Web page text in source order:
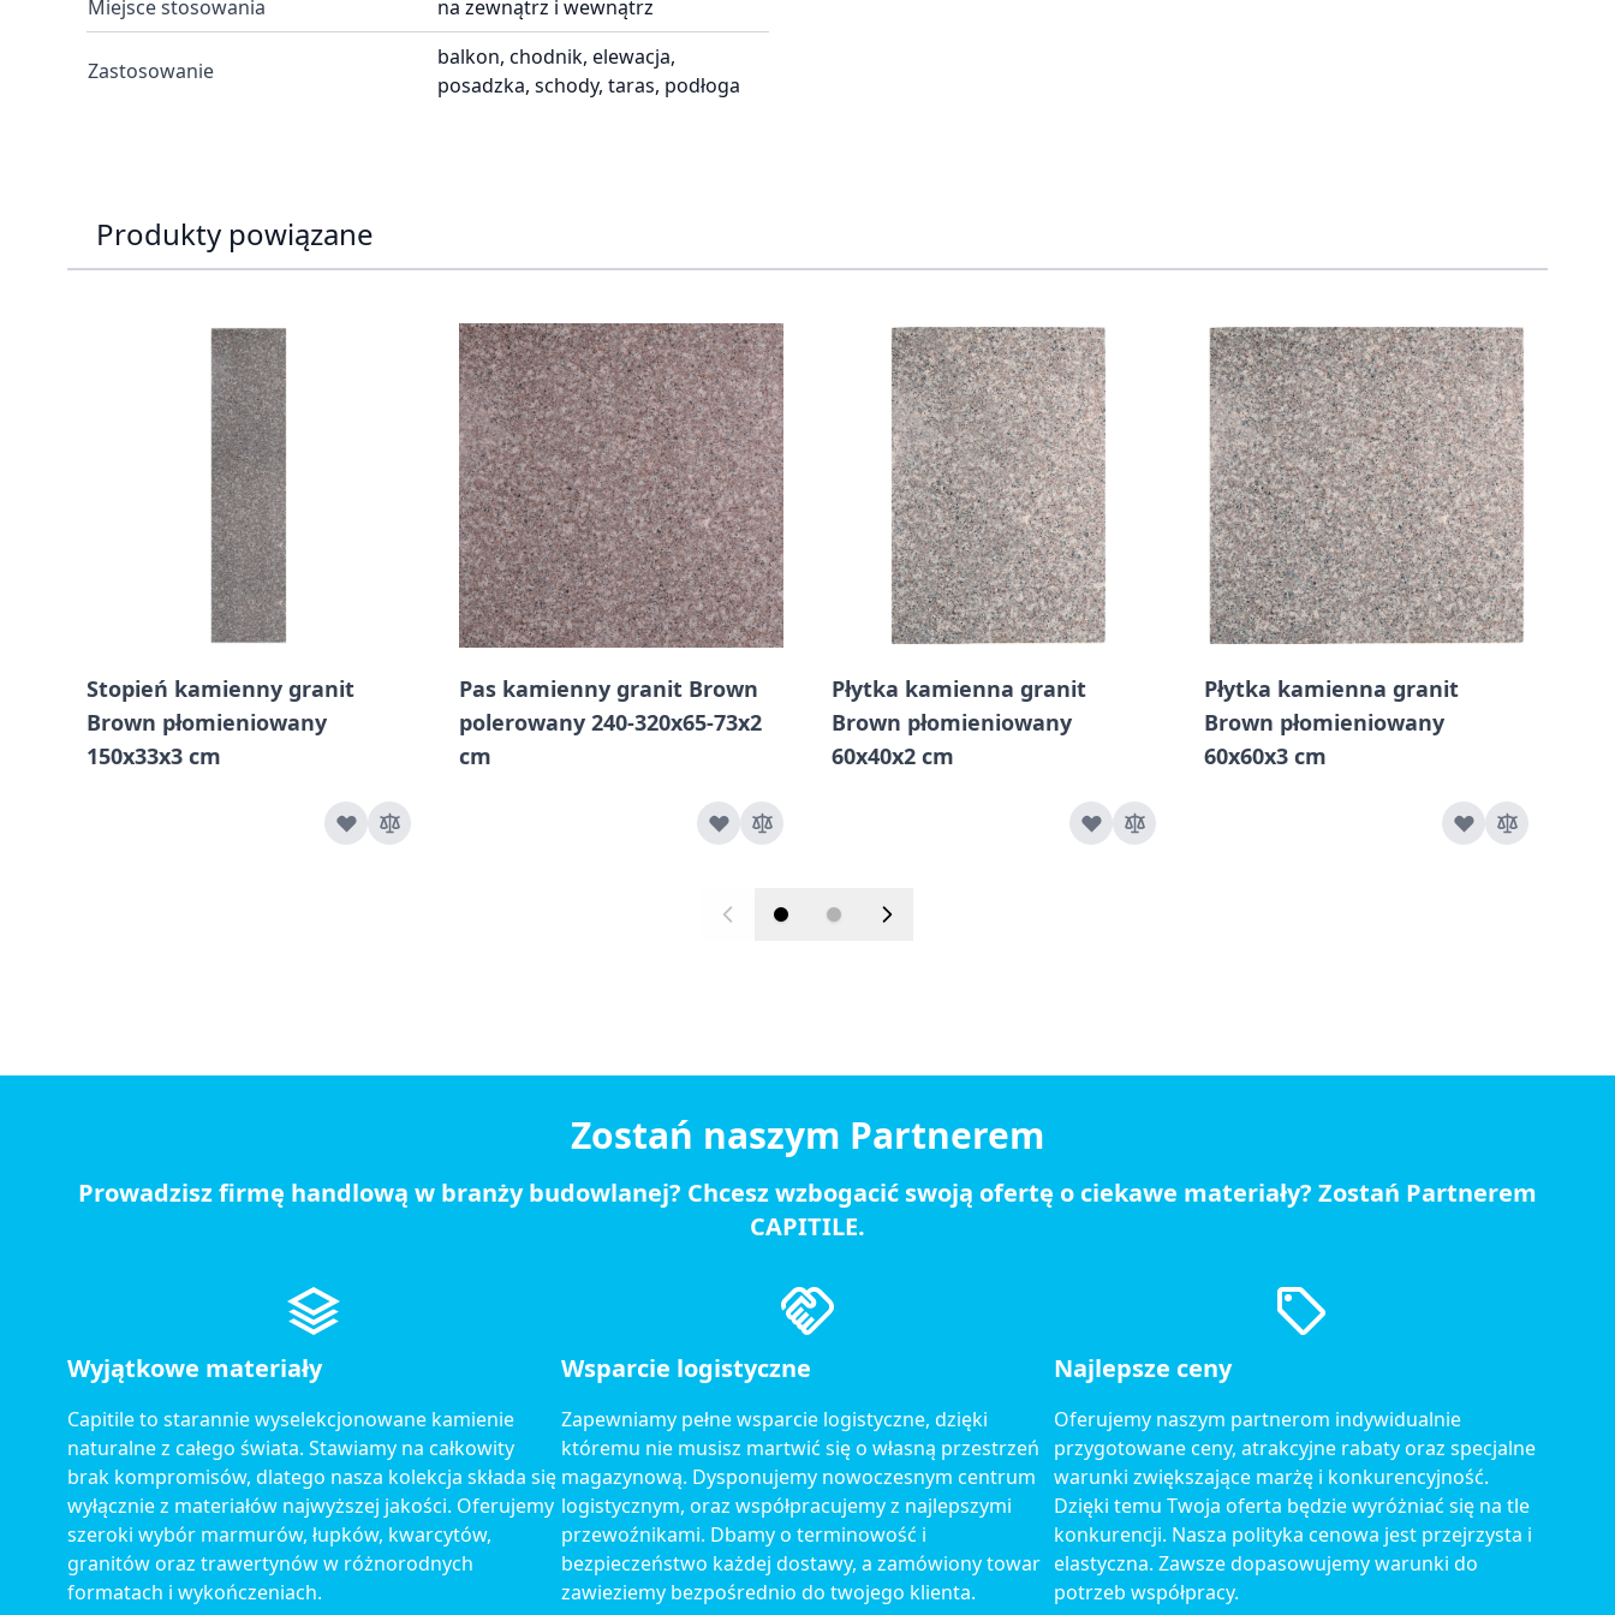
Miejsce stosowania na zewnątrz i wewnątrz
Zastosowanie
balkon, chodnik, elewacja,
posadzka, schody, taras, podłoga
Produkty powiązane
Stopień kamienny granit
Brown płomieniowany
150x33x3 cm
Pas kamienny granit Brown
polerowany 240-320x65-73x2
cm
Płytka kamienna granit
Brown płomieniowany
60x40x2 cm
Płytka kamienna granit
Brown płomieniowany
60x60x3 cm
Zostań naszym Partnerem
Prowadzisz firmę handlową w branży budowlanej? Chcesz wzbogacić swoją ofertę o ciekawe materiały? Zostań Partnerem
CAPITILE.
Wyjątkowe materiały
Capitile to starannie wyselekcjonowane kamienie
naturalne z całego świata. Stawiamy na całkowity
brak kompromisów, dlatego nasza kolekcja składa się
wyłącznie z materiałów najwyższej jakości. Oferujemy
szeroki wybór marmurów, łupków, kwarcytów,
granitów oraz trawertynów w różnorodnych
formatach i wykończeniach.
Wsparcie logistyczne
Zapewniamy pełne wsparcie logistyczne, dzięki
któremu nie musisz martwić się o własną przestrzeń
magazynową. Dysponujemy nowoczesnym centrum
logistycznym, oraz współpracujemy z najlepszymi
przewoźnikami. Dbamy o terminowość i
bezpieczeństwo każdej dostawy, a zamówiony towar
zawieziemy bezpośrednio do twojego klienta.
Najlepsze ceny
Oferujemy naszym partnerom indywidualnie
przygotowane ceny, atrakcyjne rabaty oraz specjalne
warunki zwiększające marżę i konkurencyjność.
Dzięki temu Twoja oferta będzie wyróżniać się na tle
konkurencji. Nasza polityka cenowa jest przejrzysta i
elastyczna. Zawsze dopasowujemy warunki do
potrzeb współpracy.